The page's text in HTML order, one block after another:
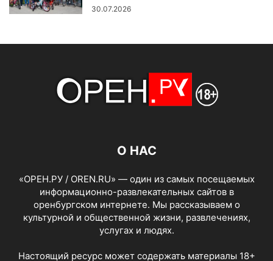
30.07.2026
О НАС
«ОРЕН.РУ / OREN.RU» — один из самых посещаемых
информационно-развлекательных сайтов в
оренбургском интернете. Мы рассказываем о
культурной и общественной жизни, развлечениях,
услугах и людях.
Настоящий ресурс может содержать материалы 18+